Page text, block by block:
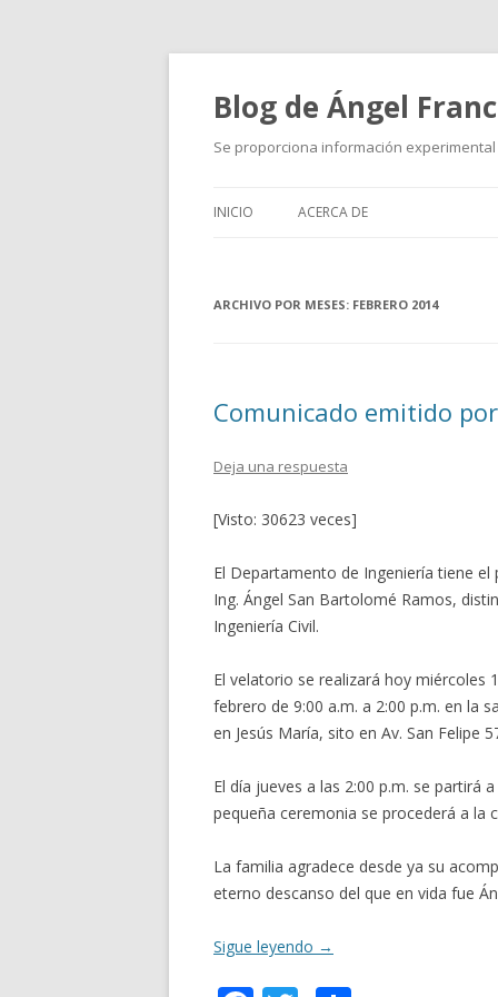
Blog de Ángel
Se proporciona información
INICIO ACERCA DE
ARCHIVO POR MESES: FEBRERO 2014
Comunicado emitido
Deja una respuesta
[Visto: 30623 veces]
El Departamento de Ingeniería tiene
Ing. Ángel San Bartolomé Ramos,
Ingeniería Civil.
El velatorio se realizará hoy miércoles
febrero de 9:00 a.m. a 2:00 p.m. en la
en Jesús María, sito en Av. San Felipe
El día jueves a las 2:00 p.m. se partirá
pequeña ceremonia se procederá a la
La familia agradece desde ya su
eterno descanso del que en vida fue
Sigue leyendo →